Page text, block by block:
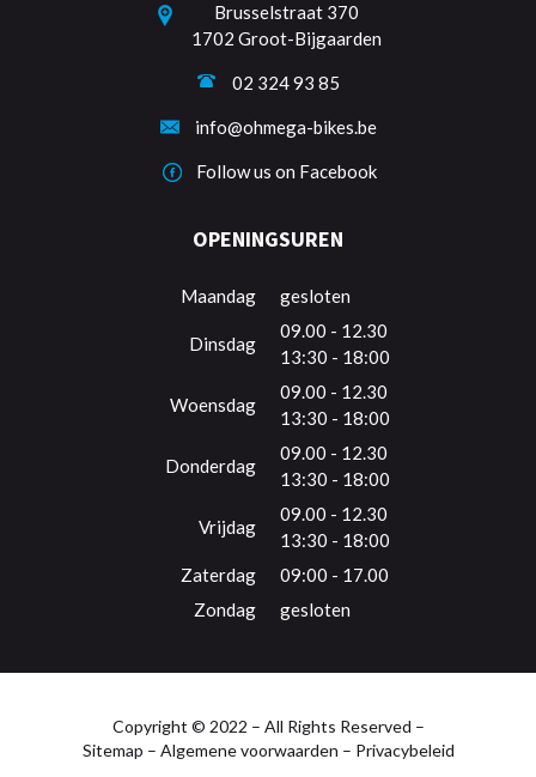
Brusselstraat 370
1702 Groot-Bijgaarden
02 324 93 85
info@ohmega-bikes.be
Follow us on Facebook
OPENINGSUREN
Maandag gesloten
Dinsdag
09.00 - 12.30
13:30 - 18:00
Woensdag
09.00 - 12.30
13:30 - 18:00
Donderdag
09.00 - 12.30
13:30 - 18:00
Vrijdag
09.00 - 12.30
13:30 - 18:00
Zaterdag
09:00 - 17.00
Zondag
gesloten
Copyright © 2022 – All Rights Reserved –
Sitemap – Algemene voorwaarden – Privacybeleid